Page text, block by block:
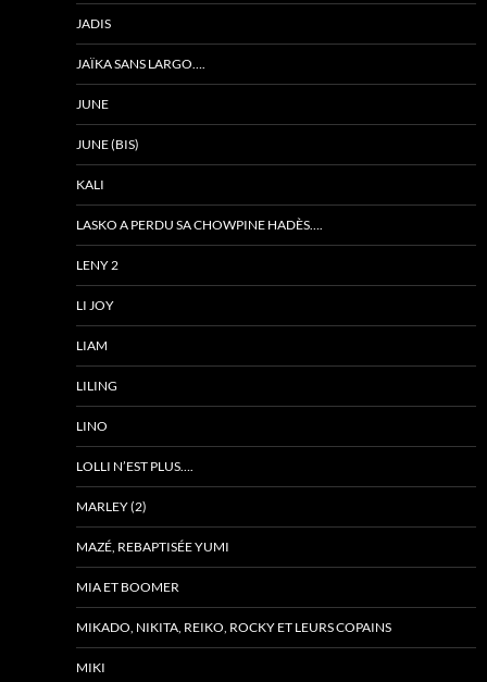
JADIS
JAÏKA SANS LARGO….
JUNE
JUNE (BIS)
KALI
LASKO A PERDU SA CHOWPINE HADÈS….
LENY 2
LI JOY
LIAM
LILING
LINO
LOLLI N’EST PLUS….
MARLEY (2)
MAZÉ, REBAPTISÉE YUMI
MIA ET BOOMER
MIKADO, NIKITA, REIKO, ROCKY ET LEURS COPAINS
MIKI